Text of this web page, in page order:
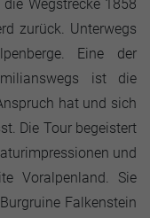
Wegstrecke 1858
zurück. Unterwegs
Eine der
ist die
hat und sich
Die Tour begeistert
und
Voralpenland. Sie
Falkenstein